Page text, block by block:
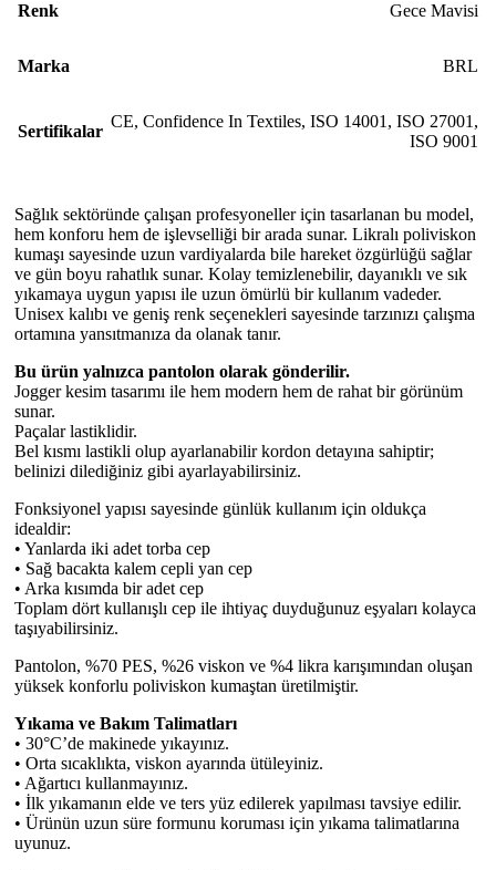
Renk Gece Mavisi
Marka BRL
Sertifikalar
CE, Confidence In Textiles, ISO 14001, ISO 27001,
ISO 9001
Sağlık sektöründe çalışan profesyoneller için tasarlanan bu model,
hem konforu hem de işlevselliği bir arada sunar. Likralı poliviskon
kumaşı sayesinde uzun vardiyalarda bile hareket özgürlüğü sağlar
ve gün boyu rahatlık sunar. Kolay temizlenebilir, dayanıklı ve sık
yıkamaya uygun yapısı ile uzun ömürlü bir kullanım vadeder.
Unisex kalıbı ve geniş renk seçenekleri sayesinde tarzınızı çalışma
ortamına yansıtmanıza da olanak tanır.
Bu ürün yalnızca pantolon olarak gönderilir.
Jogger kesim tasarımı ile hem modern hem de rahat bir görünüm
sunar.
Paçalar lastiklidir.
Bel kısmı lastikli olup ayarlanabilir kordon detayına sahiptir;
belinizi dilediğiniz gibi ayarlayabilirsiniz.
Fonksiyonel yapısı sayesinde günlük kullanım için oldukça
idealdir:
• Yanlarda iki adet torba cep
• Sağ bacakta kalem cepli yan cep
• Arka kısımda bir adet cep
Toplam dört kullanışlı cep ile ihtiyaç duyduğunuz eşyaları kolayca
taşıyabilirsiniz.
Pantolon, %70 PES, %26 viskon ve %4 likra karışımından oluşan
yüksek konforlu poliviskon kumaştan üretilmiştir.
Yıkama ve Bakım Talimatları
• 30°C’de makinede yıkayınız.
• Orta sıcaklıkta, viskon ayarında ütüleyiniz.
• Ağartıcı kullanmayınız.
• İlk yıkamanın elde ve ters yüz edilerek yapılması tavsiye edilir.
• Ürünün uzun süre formunu koruması için yıkama talimatlarına
uyunuz.